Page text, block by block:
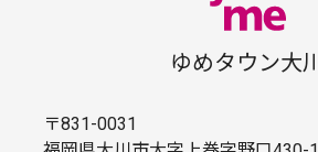
ゆめタウン大川
〒831-0031